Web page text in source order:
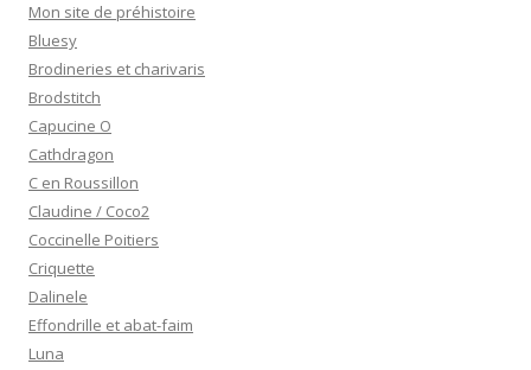
Mon site de préhistoire
Bluesy
Brodineries et charivaris
Brodstitch
Capucine O
Cathdragon
C en Roussillon
Claudine / Coco2
Coccinelle Poitiers
Criquette
Dalinele
Effondrille et abat-faim
Luna